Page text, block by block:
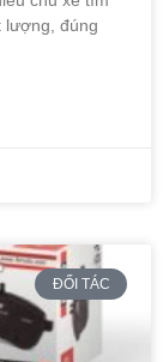
lượng, đúng
ĐỐI TÁC